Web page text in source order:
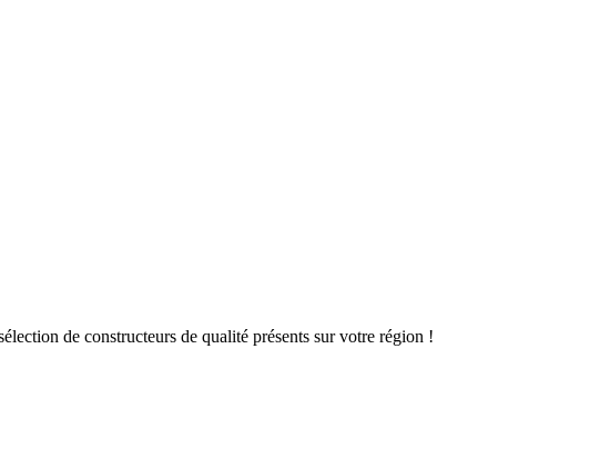
de constructeurs de qualité présents sur votre région !